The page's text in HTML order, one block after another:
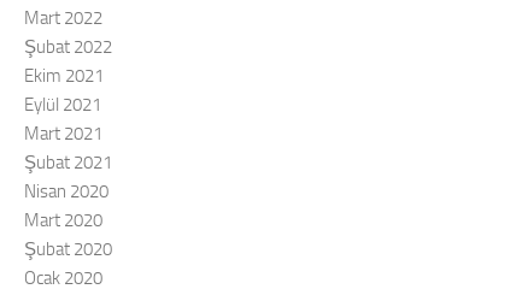
Mart 2022
Şubat 2022
Ekim 2021
Eylül 2021
Mart 2021
Şubat 2021
Nisan 2020
Mart 2020
Şubat 2020
Ocak 2020